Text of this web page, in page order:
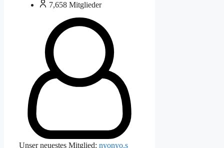
7,658 Mitglieder
Unser neuestes Mitglied: nyonyo.s